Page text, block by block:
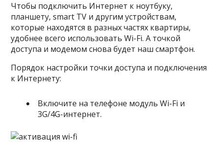
Чтобы подключить Интернет к ноутбуку,
планшету, smart TV и другим устройствам,
которые находятся в разных частях квартиры,
удобнее всего использовать Wi-Fi. А точкой
доступа и модемом снова будет наш смартфон.
Порядок настройки точки доступа и подключения
к Интернету:
Включите на телефоне модуль Wi-Fi и
3G/4G-интернет.